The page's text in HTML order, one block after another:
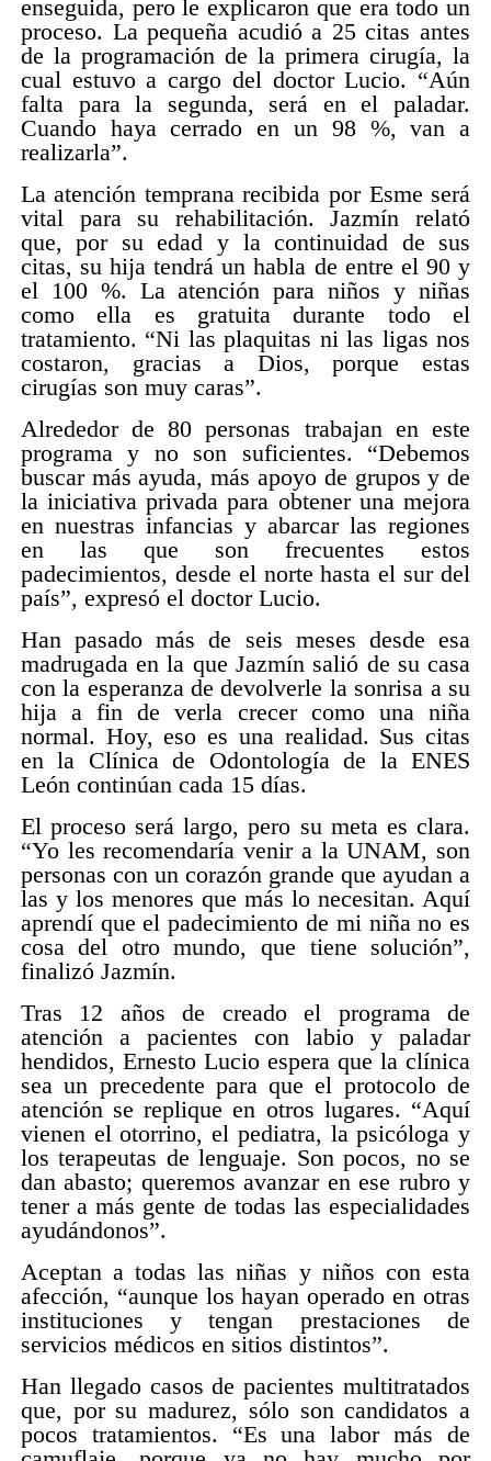
enseguida, pero le explicaron que era todo un
proceso. La pequeña acudió a 25 citas antes
de la programación de la primera cirugía, la
cual estuvo a cargo del doctor Lucio. “Aún
falta para la segunda, será en el paladar.
Cuando haya cerrado en un 98 %, van a
realizarla”.
La atención temprana recibida por Esme será
vital para su rehabilitación. Jazmín relató
que, por su edad y la continuidad de sus
citas, su hija tendrá un habla de entre el 90 y
el 100 %. La atención para niños y niñas
como ella es gratuita durante todo el
tratamiento. “Ni las plaquitas ni las ligas nos
costaron, gracias a Dios, porque estas
cirugías son muy caras”.
Alrededor de 80 personas trabajan en este
programa y no son suficientes. “Debemos
buscar más ayuda, más apoyo de grupos y de
la iniciativa privada para obtener una mejora
en nuestras infancias y abarcar las regiones
en las que son frecuentes estos
padecimientos, desde el norte hasta el sur del
país”, expresó el doctor Lucio.
Han pasado más de seis meses desde esa
madrugada en la que Jazmín salió de su casa
con la esperanza de devolverle la sonrisa a su
hija a fin de verla crecer como una niña
normal. Hoy, eso es una realidad. Sus citas
en la Clínica de Odontología de la ENES
León continúan cada 15 días.
El proceso será largo, pero su meta es clara.
“Yo les recomendaría venir a la UNAM, son
personas con un corazón grande que ayudan a
las y los menores que más lo necesitan. Aquí
aprendí que el padecimiento de mi niña no es
cosa del otro mundo, que tiene solución”,
finalizó Jazmín.
Tras 12 años de creado el programa de
atención a pacientes con labio y paladar
hendidos, Ernesto Lucio espera que la clínica
sea un precedente para que el protocolo de
atención se replique en otros lugares. “Aquí
vienen el otorrino, el pediatra, la psicóloga y
los terapeutas de lenguaje. Son pocos, no se
dan abasto; queremos avanzar en ese rubro y
tener a más gente de todas las especialidades
ayudándonos”.
Aceptan a todas las niñas y niños con esta
afección, “aunque los hayan operado en otras
instituciones y tengan prestaciones de
servicios médicos en sitios distintos”.
Han llegado casos de pacientes multitratados
que, por su madurez, sólo son candidatos a
pocos tratamientos. “Es una labor más de